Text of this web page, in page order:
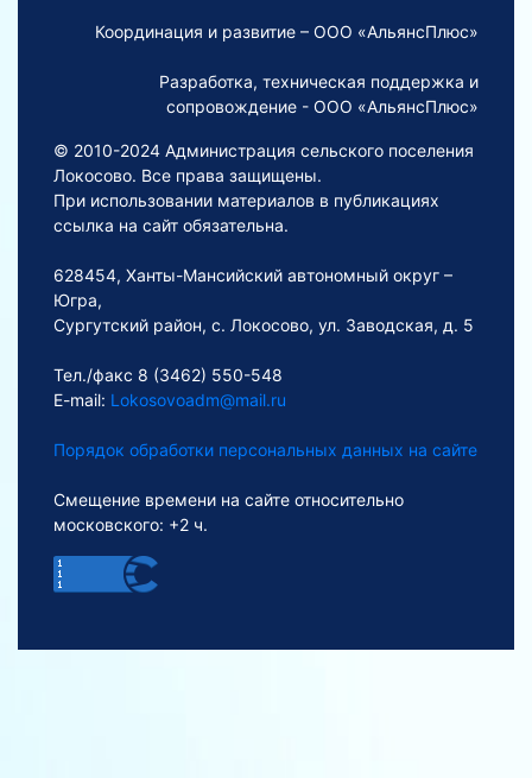
Координация и развитие – ООО «АльянсПлюс»
Разработка, техническая поддержка и
сопровождение - ООО «АльянсПлюс»
© 2010-2024 Администрация сельского поселения
Локосово. Все права защищены.
При использовании материалов в публикациях
ссылка на сайт обязательна.
628454, Ханты-Мансийский автономный округ –
Югра,
Сургутский район, с. Локосово, ул. Заводская, д. 5
Тел./факс 8 (3462) 550-548
E-mail: Lokosovoadm@mail.ru
Порядок обработки персональных данных на сайте
Смещение времени на сайте относительно
московского: +2 ч.